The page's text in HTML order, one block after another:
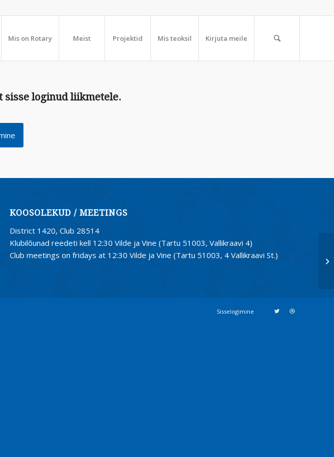
Mis on Rotary Meist Projektid Mis teoksil Kirjuta meile
sisse loginud liikmetele.
KOOSOLEKUD / MEETINGS
District 1420, Club 28514
Klubilõunad reedeti kell 12:30 Vilde ja Vine (Tartu 51003, Vallikraavi 4)
Club meetings on fridays at 12:30 Vilde ja Vine (Tartu 51003, 4 Vallikraavi St.)
Sisselogimine